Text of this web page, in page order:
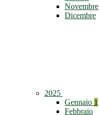
Novembre
Dicembre
2025
Gennaio 1
Febbraio